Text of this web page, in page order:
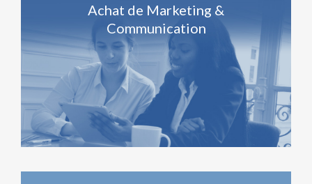
Achat de Marketing &
Communication